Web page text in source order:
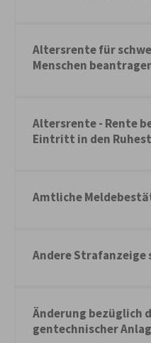
Altersrente für
Menschen
Altersrente - Rente
Eintritt in den
Amtliche
Andere Strafanzeige
Änderung bezüglich
gentechnischer